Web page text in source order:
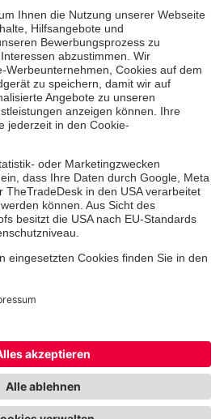
Leistungen
und Struktur
arbeiten
Qualität
Spendenprojekte
Einkaufsbedingungen
Kontakt Widerruf